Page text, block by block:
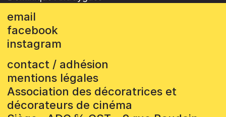
email
facebook
instagram
contact / adhésion
mentions légales
Association des décoratrices et
décorateurs de cinéma